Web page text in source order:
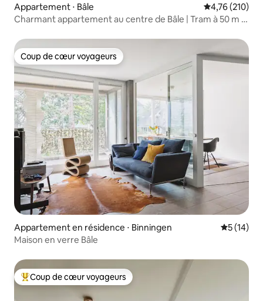
Appartement ⋅ Bâle Évaluation
4,76 (210)
Charmant appartement au centre de Bâle | Tram à 50 m |
Coup de cœur voyageurs
Coup de cœur voyageurs
Appartement en résidence ⋅ Binningen
5 (14)
Maison en verre Bâle
Coups de cœur voyageurs les plus appréciés
Coup de cœur voyageurs